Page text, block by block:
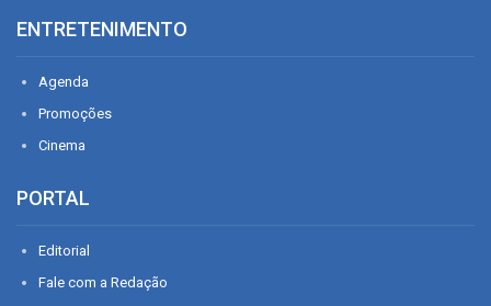
ENTRETENIMENTO
Agenda
Promoções
Cinema
PORTAL
Editorial
Fale com a Redação